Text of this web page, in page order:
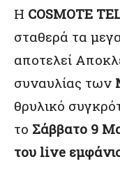
Η COSMOTE
σταθερά τα
αποτελεί
συναυλίας των
θρυλικό
το Σάββατο 9
του live